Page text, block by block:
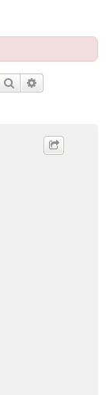
Suche